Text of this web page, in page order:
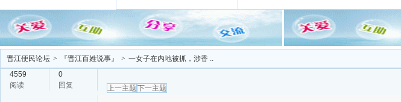
晋江便民论坛 > 『晋江百姓说事』 > 一女子在内地被抓，涉​香 ..
4559
阅读
0
回复
上一主题 下一主题